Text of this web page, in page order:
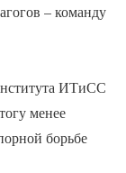
– команду
ИТиСС
менее
борьбе